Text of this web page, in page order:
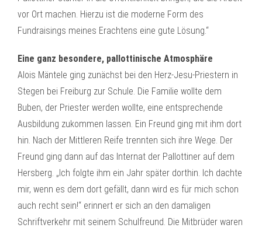
vor Ort machen. Hierzu ist die moderne Form des
Fundraisings meines Erachtens eine gute Lösung.“
Eine ganz besondere, pallottinische Atmosphäre
Alois Mäntele ging zunächst bei den Herz-Jesu-Priestern in
Stegen bei Freiburg zur Schule. Die Familie wollte dem
Buben, der Priester werden wollte, eine entsprechende
Ausbildung zukommen lassen. Ein Freund ging mit ihm dort
hin. Nach der Mittleren Reife trennten sich ihre Wege. Der
Freund ging dann auf das Internat der Pallottiner auf dem
Hersberg. „Ich folgte ihm ein Jahr später dorthin. Ich dachte
mir, wenn es dem dort gefällt, dann wird es für mich schon
auch recht sein!“ erinnert er sich an den damaligen
Schriftverkehr mit seinem Schulfreund. Die Mitbrüder waren